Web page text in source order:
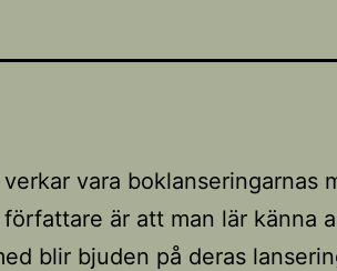
vara boklanseringarnas
författare är att man lär känna
blir bjuden på deras